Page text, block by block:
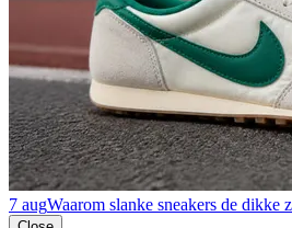
7 augWaarom slanke sneakers de dikke